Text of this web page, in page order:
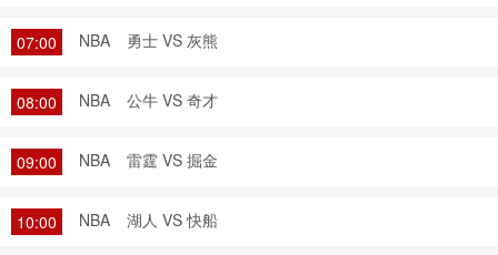
07:00 NBA 勇士 VS 灰熊
08:00 NBA 公牛 VS 奇才
09:00 NBA 雷霆 VS 掘金
10:00 NBA 湖人 VS 快船